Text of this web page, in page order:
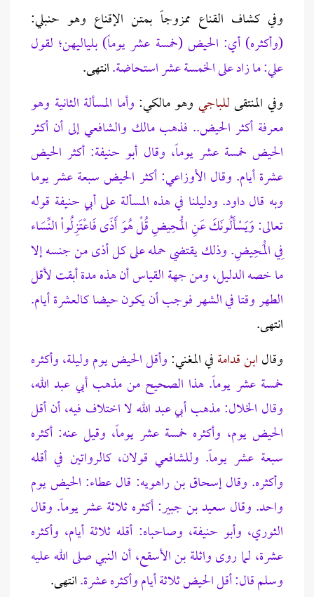
وفي كشاف القناع ممزوجاً بمتن الإقناع وهو حنبلي:
(وأكثره) أي: الحيض (خمسة عشر يوماً) بلياليهن؛ لقول
علي: ما زاد على الخمسة عشر استحاضة.انتهى.
وفي المنتقىللباجي وهو مالكي: وأما المسألة الثانية وهو
معرفة أكثر الحيض.. فذهب مالك والشافعي إلى أن أكثر
الحيض خمسة عشر يوماً، وقال أبو حنيفة: أكثر الحيض
عشرة أيام. وقال الأوزاعي: أكثر الحيض سبعة عشر يوما
وبه قال داود. ودليلنا في هذه المسألة على أبي حنيفة قوله
تعالى: وَيَسْأَلُونَكَ عَنِ الْمَحِيضِ قُلْ هُوَ أَذًى فَاعْتَزِلُواْ النِّسَاء
فِي الْمَحِيضِ. وذلك يقتضي حمله على كل أذى من جنسه إلا
ما خصه الدليل، ومن جهة القياس أن هذه مدة أبقت لأقل
الطهر وقتا في الشهر فوجب أن يكون حيضا كالعشرة أيام.
انتهى.
وقالابن قدامةفي المغني:وأقل الحيض يوم وليلة، وأكثره
خمسة عشر يوماً. هذا الصحيح من مذهب أبي عبد الله،
وقال الخلال: مذهب أبي عبد الله لا اختلاف فيه، أن أقل
الحيض يوم، وأكثره خمسة عشر يوماً، وقيل عنه: أكثره
سبعة عشر يوماً. وللشافعي قولان، كالرواتين في أقله
وأكثره. وقال إسحاق بن راهويه: قال عطاء: الحيض يوم
واحد. وقال سعيد بن جبير: أكثره ثلاثة عشر يوماً. وقال
الثوري، وأبو حنيفة، وصاحباه: أقله ثلاثة أيام، وأكثره
عشرة، لما روى واثلة بن الأسقع، أن النبي صلى الله عليه
وسلم قال: أقل الحيض ثلاثة أيام وأكثره عشرة.انتهى.